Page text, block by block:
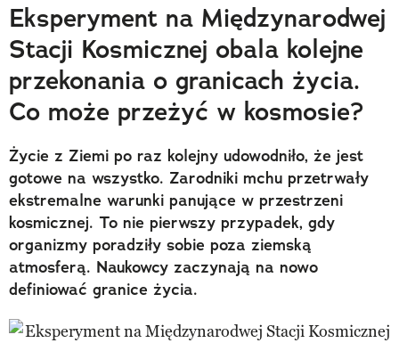
Trendbook Podróżniczy
Polecane
Eksperyment na Międzynarodwej
Stacji Kosmicznej obala kolejne
przekonania o granicach życia.
Co może przeżyć w kosmosie?
Życie z Ziemi po raz kolejny udowodniło, że jest
gotowe na wszystko. Zarodniki mchu przetrwały
ekstremalne warunki panujące w przestrzeni
kosmicznej. To nie pierwszy przypadek, gdy
organizmy poradziły sobie poza ziemską
atmosferą. Naukowcy zaczynają na nowo
definiować granice życia.